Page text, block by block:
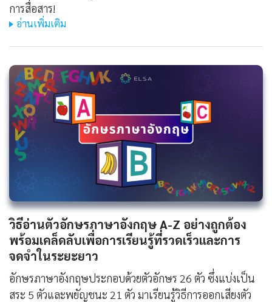
การสื่อสาร!
อ่านเพิ่มเติม
วิธีอ่านตัวอักษรภาษาอังกฤษ A-Z อย่างถูกต้อง
พร้อมเคล็ดลับเพื่อการเรียนรู้ที่รวดเร็วและการ
จดจำในระยะยาว
อักษรภาษาอังกฤษประกอบด้วยตัวอักษร 26 ตัว ซึ่งแบ่งเป็น
สระ 5 ตัวและพยัญชนะ 21 ตัว มาเรียนรู้วิธีการออกเสียงตัว